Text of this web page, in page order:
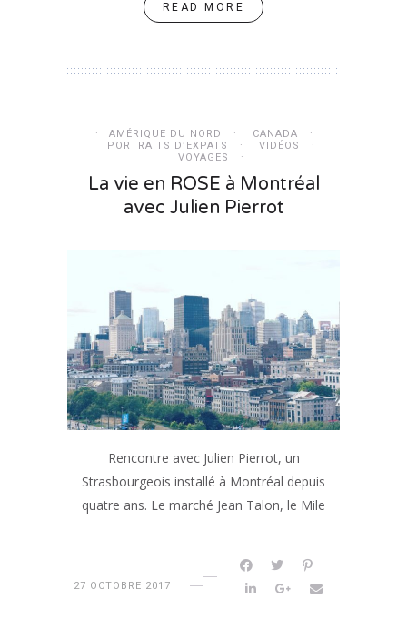
READ MORE
AMÉRIQUE DU NORD
CANADA
PORTRAITS D’EXPATS
VIDÉOS
VOYAGES
La vie en ROSE à Montréal
avec Julien Pierrot
Rencontre avec Julien Pierrot, un
Strasbourgeois installé à Montréal depuis
quatre ans. Le marché Jean Talon, le Mile
27 OCTOBRE 2017